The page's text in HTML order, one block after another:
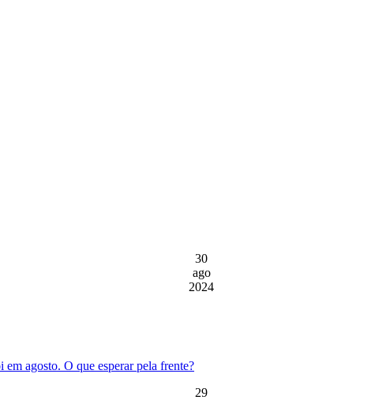
30
ago
2024
agosto. O que esperar pela frente?
29